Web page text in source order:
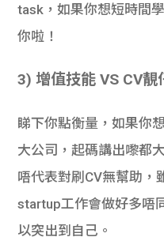
task，如果你想短時間
你啦！
3) 增值技能 VS CV靚
睇下你點衡量，如果你
大公司，起碼講出嚟都
唔代表對刷CV無幫助，
startup工作會做好多唔
以突出到自己。